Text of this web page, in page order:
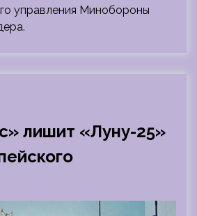
управления Минобороны
лишит «Луну-25»